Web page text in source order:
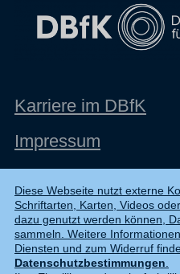
Karriere im DBfK
Impressum
Shop
Widerruf
Diese Webseite nutzt externe
Schriftarten, Karten, Videos
dazu genutzt werden können,
sammeln. Weitere
Diensten und zum Widerruf
Datenschutzbestimmungen.